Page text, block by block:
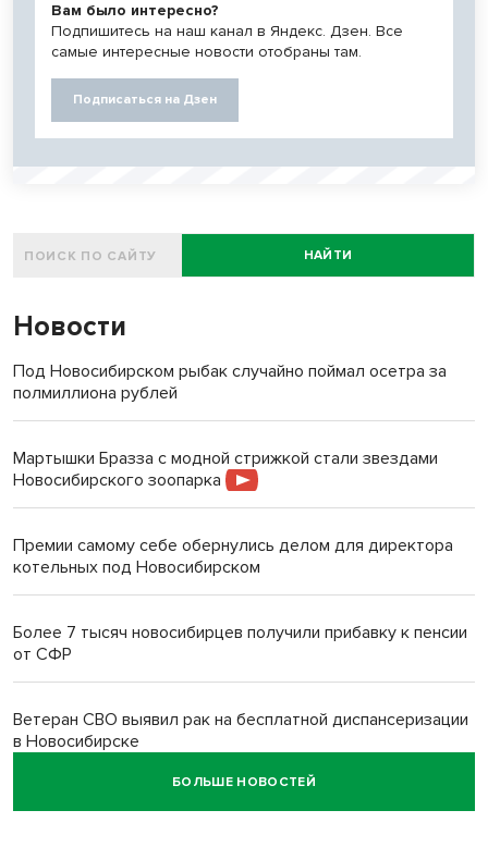
Вам было интересно?
Подпишитесь на наш канал в Яндекс. Дзен. Все
самые интересные новости отобраны там.
Подписаться на Дзен
НАЙТИ
Новости
Под Новосибирском рыбак случайно поймал осетра за
полмиллиона рублей
Мартышки Бразза с модной стрижкой стали звездами
Новосибирского зоопарка
Премии самому себе обернулись делом для директора
котельных под Новосибирском
Более 7 тысяч новосибирцев получили прибавку к пенсии
от СФР
Ветеран СВО выявил рак на бесплатной диспансеризации
в Новосибирске
БОЛЬШЕ НОВОСТЕЙ